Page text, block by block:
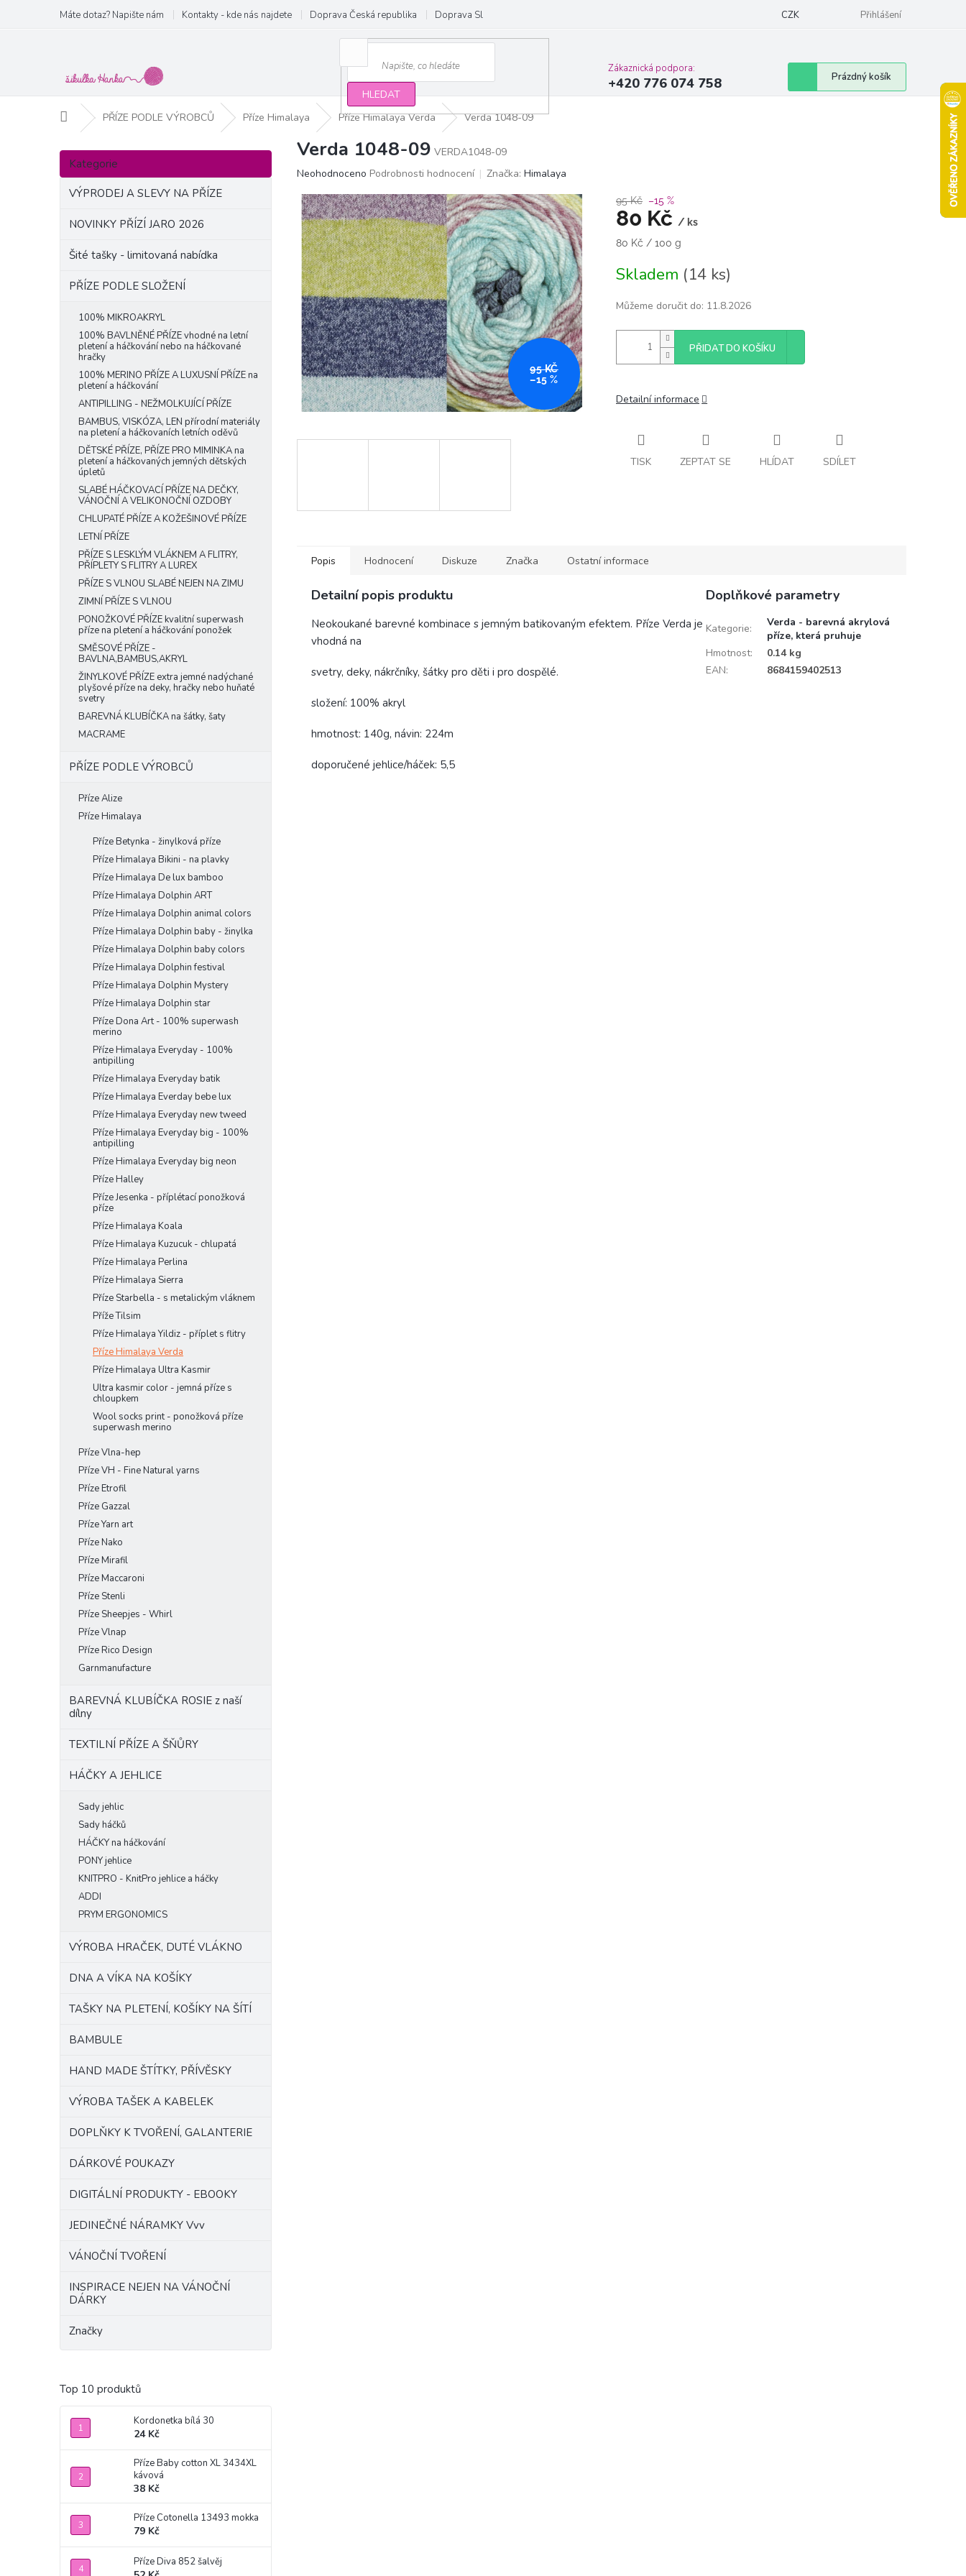
obsah
Máte dotaz? Napište nám Kontakty - kde nás najdete Doprava Česká republika Doprava Slovensko a EU Podmínky ochrany osobních údajů Moje objednávka
CZK Přihlášení
HLEDAT
Zákaznická podpora:
+420 776 074 758
Nákupní
košík
Prázdný košík
Domů PŘÍZE PODLE VÝROBCŮ Příze Himalaya Příze Himalaya Verda Verda 1048-09
P
s
Přeskočit
kategorie
Kategorie
VÝPRODEJ A SLEVY NA PŘÍZE
NOVINKY PŘÍZÍ JARO 2026
Šité tašky - limitovaná nabídka
PŘÍZE PODLE SLOŽENÍ
100% MIKROAKRYL
100% BAVLNĚNÉ PŘÍZE vhodné na letní
pletení a háčkování nebo na háčkované
hračky
100% MERINO PŘÍZE A LUXUSNÍ PŘÍZE na
pletení a háčkování
ANTIPILLING - NEŽMOLKUJÍCÍ PŘÍZE
BAMBUS, VISKÓZA, LEN přírodní materiály
na pletení a háčkovaních letních oděvů
DĚTSKÉ PŘÍZE, PŘÍZE PRO MIMINKA na
pletení a háčkovaných jemných dětských
úpletů
SLABÉ HÁČKOVACÍ PŘÍZE NA DEČKY,
VÁNOČNÍ A VELIKONOČNÍ OZDOBY
CHLUPATÉ PŘÍZE A KOŽEŠINOVÉ PŘÍZE
LETNÍ PŘÍZE
PŘÍZE S LESKLÝM VLÁKNEM A FLITRY,
PŘÍPLETY S FLITRY A LUREX
PŘÍZE S VLNOU SLABÉ NEJEN NA ZIMU
ZIMNÍ PŘÍZE S VLNOU
PONOŽKOVÉ PŘÍZE kvalitní superwash
příze na pletení a háčkování ponožek
SMĚSOVÉ PŘÍZE -
BAVLNA,BAMBUS,AKRYL
ŽINYLKOVÉ PŘÍZE extra jemné nadýchané
plyšové příze na deky, hračky nebo huňaté
svetry
BAREVNÁ KLUBÍČKA na šátky, šaty
MACRAME
PŘÍZE PODLE VÝROBCŮ
Příze Alize
Příze Himalaya
Příze Betynka - žinylková příze
Příze Himalaya Bikini - na plavky
Příze Himalaya De lux bamboo
Příze Himalaya Dolphin ART
Příze Himalaya Dolphin animal colors
Příze Himalaya Dolphin baby - žinylka
Příze Himalaya Dolphin baby colors
Příze Himalaya Dolphin festival
Příze Himalaya Dolphin Mystery
Příze Himalaya Dolphin star
Příze Dona Art - 100% superwash
merino
Příze Himalaya Everyday - 100%
antipilling
Příze Himalaya Everyday batik
Příze Himalaya Everday bebe lux
Příze Himalaya Everyday new tweed
Příze Himalaya Everyday big - 100%
antipilling
Příze Himalaya Everyday big neon
Příze Halley
Příze Jesenka - příplétací ponožková
příze
Příze Himalaya Koala
Příze Himalaya Kuzucuk - chlupatá
Příze Himalaya Perlina
Příze Himalaya Sierra
Příze Starbella - s metalickým vláknem
Příže Tilsim
Příze Himalaya Yildiz - příplet s flitry
Příze Himalaya Verda
Příze Himalaya Ultra Kasmir
Ultra kasmir color - jemná příze s
chloupkem
Wool socks print - ponožková příze
superwash merino
Příze Vlna-hep
Příze VH - Fine Natural yarns
Příze Etrofil
Příze Gazzal
Příze Yarn art
Příze Nako
Příze Mirafil
Příze Maccaroni
Příze Stenli
Příze Sheepjes - Whirl
Příze Vlnap
Příze Rico Design
Garnmanufacture
BAREVNÁ KLUBÍČKA ROSIE z naší
dílny
TEXTILNÍ PŘÍZE A ŠŇŮRY
HÁČKY A JEHLICE
Sady jehlic
Sady háčků
HÁČKY na háčkování
PONY jehlice
KNITPRO - KnitPro jehlice a háčky
ADDI
PRYM ERGONOMICS
VÝROBA HRAČEK, DUTÉ VLÁKNO
DNA A VÍKA NA KOŠÍKY
TAŠKY NA PLETENÍ, KOŠÍKY NA ŠÍTÍ
BAMBULE
HAND MADE ŠTÍTKY, PŘÍVĚSKY
VÝROBA TAŠEK A KABELEK
DOPLŇKY K TVOŘENÍ, GALANTERIE
DÁRKOVÉ POUKAZY
DIGITÁLNÍ PRODUKTY - EBOOKY
JEDINEČNÉ NÁRAMKY Vvv
VÁNOČNÍ TVOŘENÍ
INSPIRACE NEJEN NA VÁNOČNÍ
DÁRKY
Značky
Top 10 produktů
Kordonetka bílá 30
24 Kč
Příze Baby cotton XL 3434XL
kávová
38 Kč
Příze Cotonella 13493 mokka
79 Kč
Příze Diva 852 šalvěj
Verda 1048-09 VERDA1048-09
Průměrné
produktu
je
0,0
hvězdiček.
Neohodnoceno Podrobnosti hodnocení Značka: Himalaya
95 KČ
–15 %
95 Kč –15 %
80 Kč / ks
Měrná
80 Kč / 100 g
Skladem (14 ks)
Můžeme doručit do: 11.8.2026
PŘIDAT DO KOŠÍKU
Detailní informace
TISK ZEPTAT SE HLÍDAT SDÍLET
Popis Hodnocení Diskuze Značka Ostatní informace
Detailní popis produktu
Neokoukané barevné kombinace s jemným batikovaným efektem. Příze Verda je
vhodná na
svetry, deky, nákrčníky, šátky pro děti i pro dospělé.
složení: 100% akryl
hmotnost: 140g, návin: 224m
doporučené jehlice/háček: 5,5
Doplňkové parametry
Kategorie:
Verda - barevná akrylová
příze, která pruhuje
Hmotnost:
0.14 kg
EAN: 8684159402513